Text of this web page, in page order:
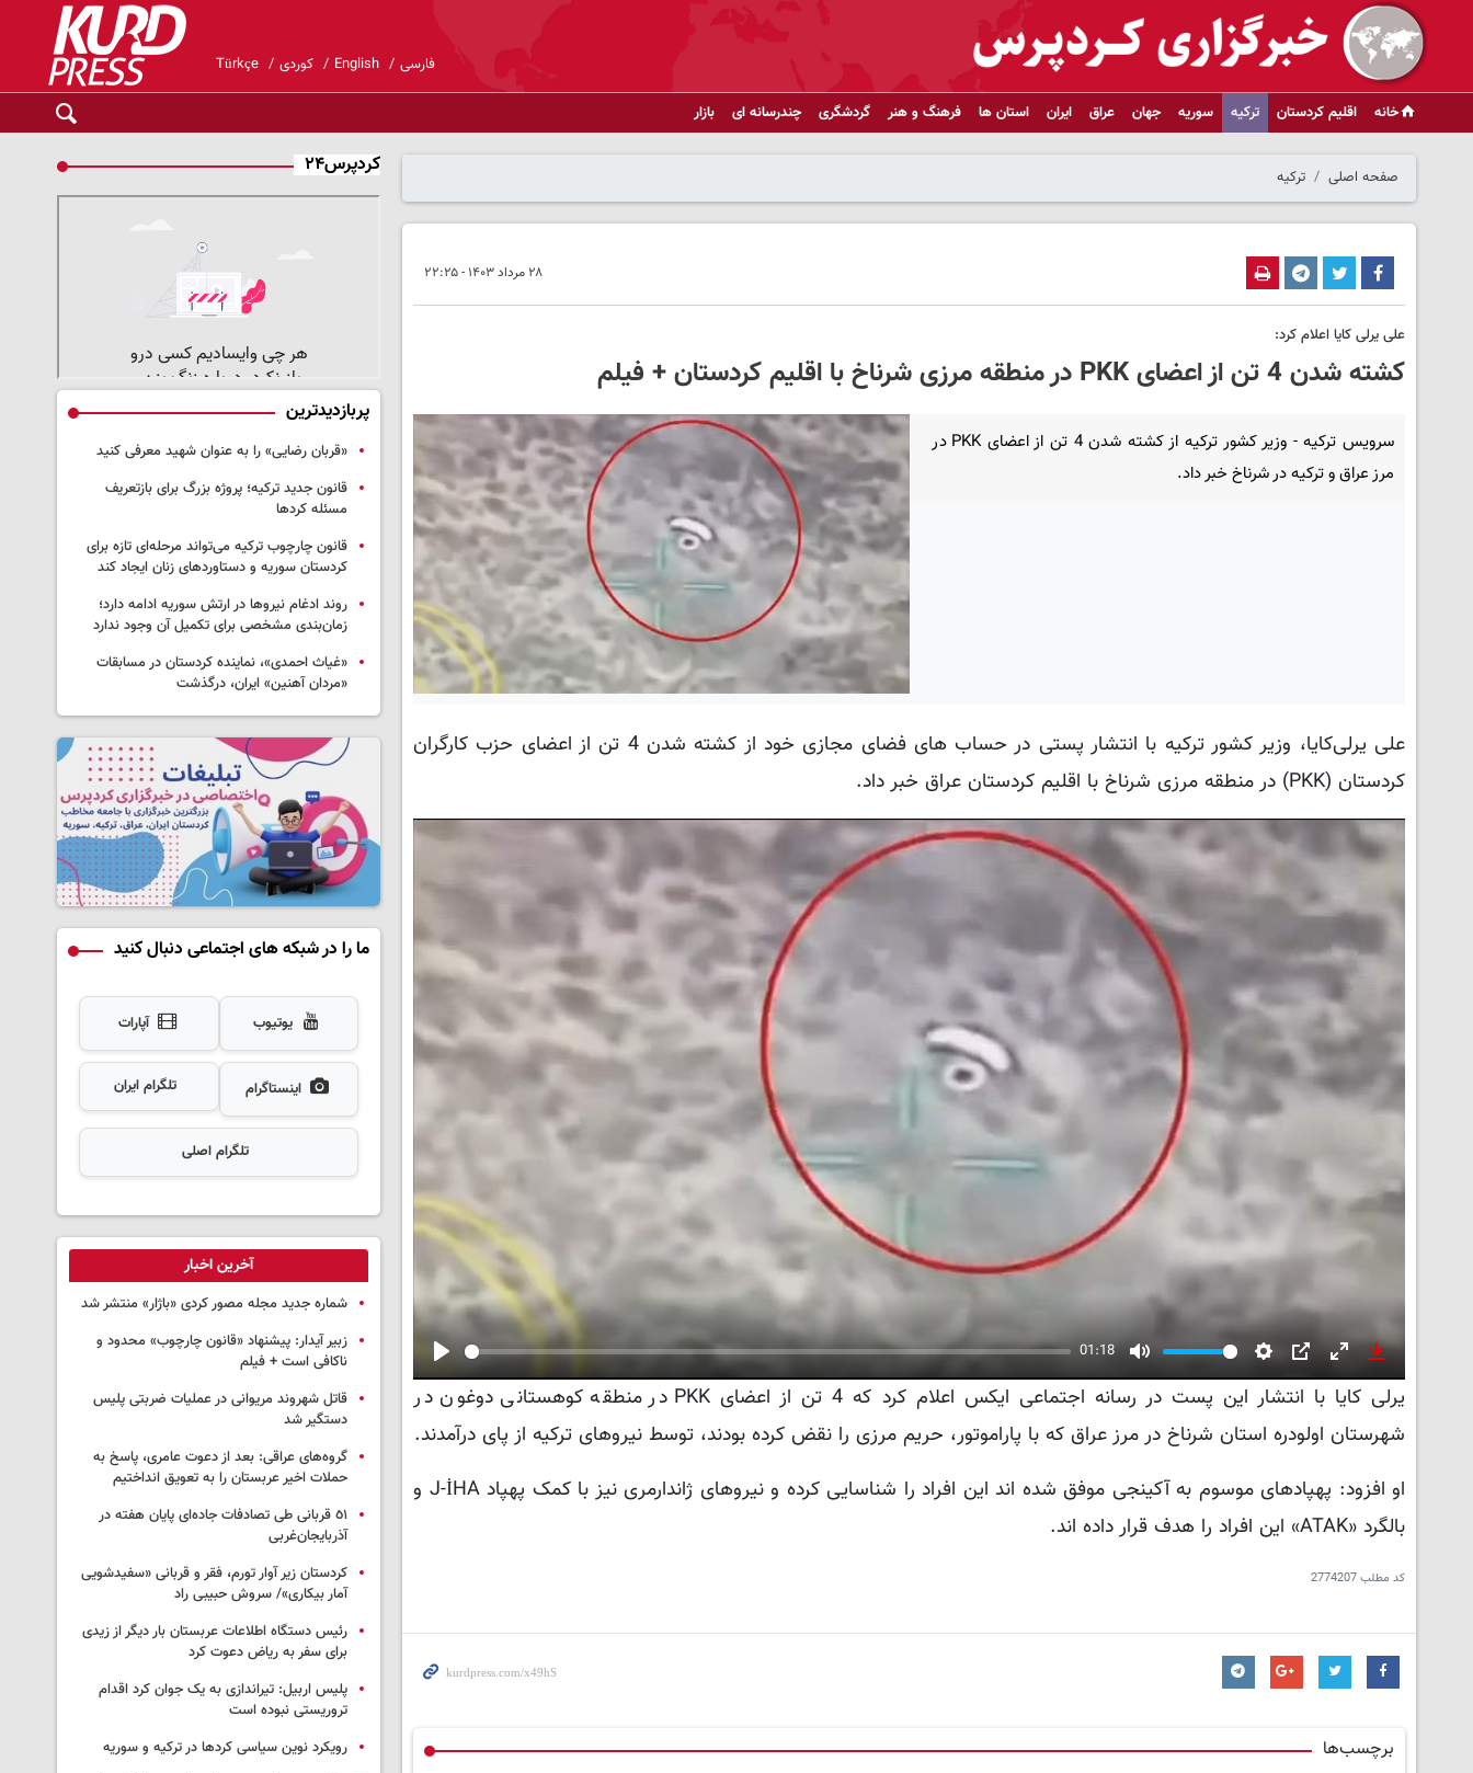
فارسی English کوردی Türkçe
خانه اقلیم کردستان ترکیه سوریه جهان عراق ایران استان ها فرهنگ و هنر گردشگری چندرسانه ای بازار
صفحه اصلی ترکیه
۲۸ مرداد ۱۴۰۳ - ۲۲:۲۵
علی یرلی کایا اعلام کرد:
کشته شدن 4 تن از اعضای PKK در منطقه مرزی شرناخ با اقلیم کردستان + فیلم
سرویس ترکیه - وزیر کشور ترکیه از کشته شدن 4 تن از اعضای PKK در
مرز عراق و ترکیه در شرناخ خبر داد.
علی یرلی‌کایا، وزیر کشور ترکیه با انتشار پستی در حساب های فضای مجازی خود از کشته شدن 4 تن از اعضای حزب کارگران
کردستان (PKK) در منطقه مرزی شرناخ با اقلیم کردستان عراق خبر داد.
Play
01:18
Mute Settings
PIP Enter
fullscreen
Download
یرلی کایا با انتشار این پست در رسانه اجتماعی ایکس اعلام کرد که 4 تن از اعضای PKK در منطقه کوهستانی دوغون در
شهرستان اولودره استان شرناخ در مرز عراق که با پاراموتور، حریم مرزی را نقض کرده بودند، توسط نیروهای ترکیه از پای درآمدند.
او افزود: پهپادهای موسوم به آکینجی موفق شده اند این افراد را شناسایی کرده و نیروهای ژاندارمری نیز با کمک پهپاد J-İHA و
بالگرد «ATAK» این افراد را هدف قرار داده اند.
کد مطلب2774207
برچسب‌ها
کردپرس۲۴
پربازدیدترین
«قربان رضایی» را به عنوان شهید معرفی کنید
قانون جدید ترکیه؛ پروژه بزرگ‌ برای بازتعریف
مسئله کردها
قانون چارچوب ترکیه می‌تواند مرحله‌ای تازه برای
کردستان سوریه و دستاوردهای زنان ایجاد کند
روند ادغام نیروها در ارتش سوریه ادامه دارد؛
زمان‌بندی مشخصی برای تکمیل آن وجود ندارد
«غیاث احمدی»، نماینده کردستان در مسابقات
«مردان آهنین» ایران، درگذشت
ما را در شبکه های اجتماعی دنبال کنید
یوتیوب آپارات
اینستاگرام تلگرام ایران
تلگرام اصلی
آخرین اخبار
شماره جدید مجله مصور کردی «باژار» منتشر شد
زبیر آیدار: پیشنهاد «قانون چارچوب» محدود و
ناکافی است + فیلم
قاتل شهروند مریوانی در عملیات ضربتی پلیس
دستگیر شد
گروه‌های عراقی: بعد از دعوت عامری، پاسخ به
حملات اخیر عربستان را به تعویق انداختیم
٥١ قربانی طی تصادفات جاده‌ای پایان هفته در
آذربایجان‌غربی
کردستان زیر آوار تورم، فقر و قربانی «سفیدشویی
آمار بیکاری»/ سروش حبیبی راد
رئیس دستگاه اطلاعات عربستان بار دیگر از زیدی
برای سفر به ریاض دعوت کرد
پلیس اربیل: تیراندازی به یک جوان کرد اقدام
تروریستی نبوده است
رویکرد نوین سیاسی کردها در ترکیه و سوریه